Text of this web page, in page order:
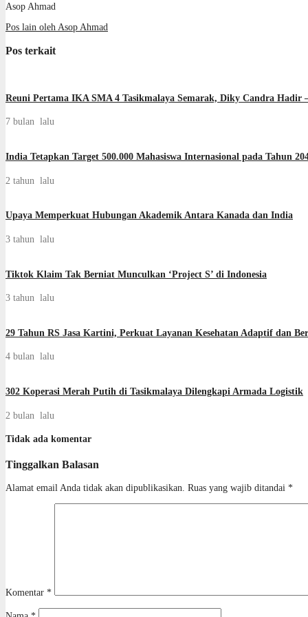
Asop Ahmad
Pos lain oleh Asop Ahmad
Pos terkait
Reuni Pertama IKA SMA 4 Tasikmalaya Semarak, Diky Candra Hadir
7 bulan lalu
India Tetapkan Target 500.000 Mahasiswa Internasional pada Tahun
2 tahun lalu
Upaya Memperkuat Hubungan Akademik Antara Kanada dan India
3 tahun lalu
Tiktok Klaim Tak Berniat Munculkan ‘Project S’ di Indonesia
3 tahun lalu
29 Tahun RS Jasa Kartini, Perkuat Layanan Kesehatan Adaptif dan
4 bulan lalu
302 Koperasi Merah Putih di Tasikmalaya Dilengkapi Armada Logistik
2 bulan lalu
Tidak ada komentar
Tinggalkan Balasan
Alamat email Anda tidak akan dipublikasikan. Ruas yang wajib ditandai *
Komentar *